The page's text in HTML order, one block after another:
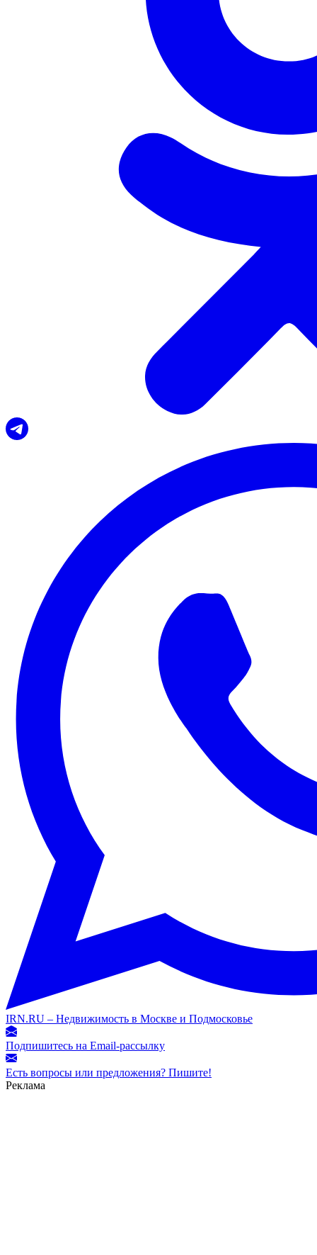
IRN.RU – Недвижимость в Москве и Подмосковье
Подпишитесь на Email-рассылку
Есть вопросы или предложения? Пишите!
Реклама